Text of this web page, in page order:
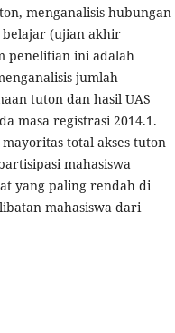
menganalisis hubungan
belajar (ujian akhir
penelitian ini adalah
jumlah
tuton dan hasil UAS
masa registrasi 2014.1.
total akses tuton
mahasiswa
yang paling rendah di
mahasiswa dari